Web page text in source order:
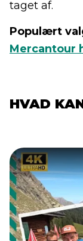
taget af.
Populært
Mercantour
HVAD